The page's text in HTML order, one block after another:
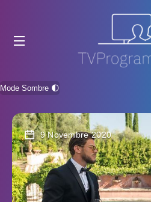
Mode Sombre 🌓
9 Novembre 2020